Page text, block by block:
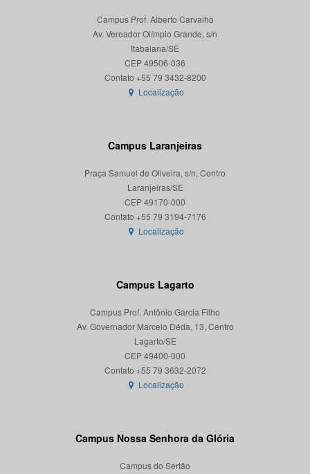
Campus Prof. Alberto Carvalho
Av. Vereador Olímpio Grande, s/n
Itabaiana/SE
CEP 49506-036
Localização
Campus Laranjeiras
Praça Samuel de Oliveira, s/n, Centro
Laranjeiras/SE
CEP 49170-000
Localização
Campus Lagarto
Campus Prof. Antônio Garcia Filho
Av. Governador Marcelo Déda, 13, Centro
Lagarto/SE
CEP 49400-000
Localização
Campus Nossa Senhora da Glória
Campus do Sertão